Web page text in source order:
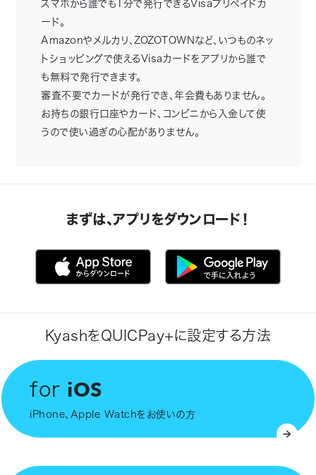
スマホから誰でも1分で発行できるVisaプリペイドカ
ード。
Amazonやメルカリ、ZOZOTOWNなど、いつものネッ
トショッピングで使えるVisaカードをアプリから誰で
も無料で発行できます。
審査不要でカードが発行でき、年会費もありません。
お持ちの銀行口座やカード、コンビニから入金して使
うので使い過ぎの心配がありません。
まずは、アプリをダウンロード！
KyashをQUICPay+に設定する方法
for iOS
iPhone、Apple Watchをお使いの方